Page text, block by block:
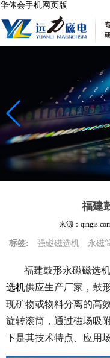
华体会手机网页版
福建
来源：
标签: 强磁磁选机 永磁
福建鼓形永磁磁选
选机供应生产厂家，鼓
现矿物或物料分离的高
旋转滚筒，通过磁场吸
下是其技术特点、应用